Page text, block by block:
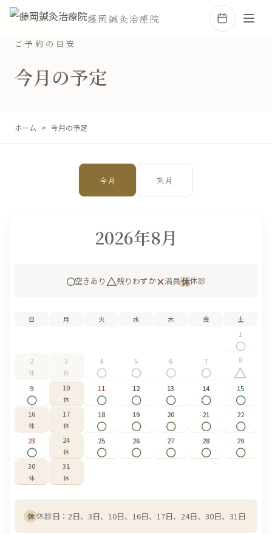
藤岡鍼灸治療院
ご予約の目安
今月の予定
ホーム 今月の予定
今月 来月
2026年8月
○空きあり △残りわずか×満員休休診
日 月 火 水 木 金 土
1
○
2
休
3
休
4
○
5
○
6
○
7
○
8
△
9
○
10
休
11
○
12
○
13
○
14
○
15
○
16
休
17
休
18
○
19
○
20
○
21
○
22
○
23
○
24
休
25
○
26
○
27
○
28
○
29
○
30
休
31
休
休 休診日：2日、3日、10日、16日、17日、24日、30日、31日